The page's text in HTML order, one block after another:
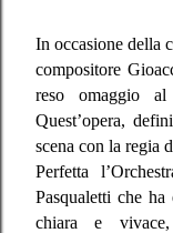
In occasione della
compositore
reso omaggio al
Quest’opera,
scena con la regia
Perfetta
Pasqualetti che ha
chiara e